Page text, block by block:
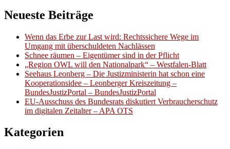
Neueste Beiträge
Wenn das Erbe zur Last wird: Rechtssichere Wege im
Umgang mit überschuldeten Nachlässen
Schnee räumen – Eigentümer sind in der Pflicht
„Region OWL will den Nationalpark“ – Westfalen-Blatt
Seehaus Leonberg – Die Justizministerin hat schon eine
Kooperationsidee – Leonberger Kreiszeitung –
BundesJustizPortal – BundesJustizPortal
EU-Ausschuss des Bundesrats diskutiert Verbraucherschutz
im digitalen Zeitalter – APA OTS
Kategorien